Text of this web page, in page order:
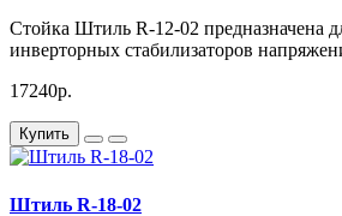
Стойка Штиль R-12-02 предназначена
инверторных стабилизаторов
17240р.
Купить
Штиль R-18-02